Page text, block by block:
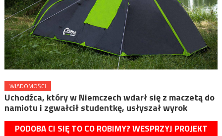
WIADOMOŚCI
Uchodźca, który w Niemczech wdarł się z maczetą do
namiotu i zgwałcił studentkę, usłyszał wyrok
PODOBA CI SIĘ TO CO ROBIMY? WESPRZYJ PROJEKT